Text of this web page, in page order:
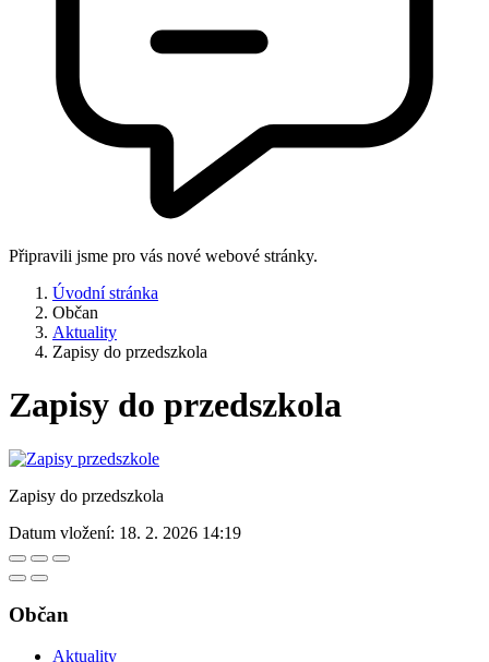
Připravili jsme pro vás nové webové stránky.
Úvodní stránka
Občan
Aktuality
Zapisy do przedszkola
Zapisy do przedszkola
Zapisy do przedszkola
Datum vložení: 18. 2. 2026 14:19
Občan
Aktuality